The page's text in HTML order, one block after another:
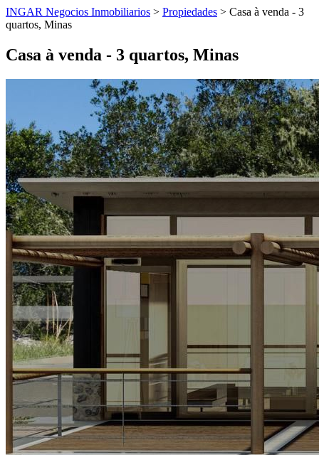
INGAR Negocios Inmobiliarios > Propiedades > Casa à venda - 3
quartos, Minas
Casa à venda - 3 quartos, Minas